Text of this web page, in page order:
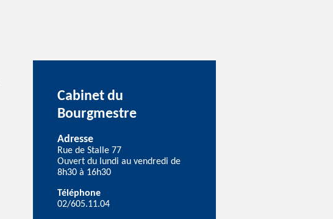
Cabinet du
Bourgmestre
Adresse
Rue de Stalle 77
Ouvert du lundi au vendredi de
8h30 à 16h30
Téléphone
02/605.11.04